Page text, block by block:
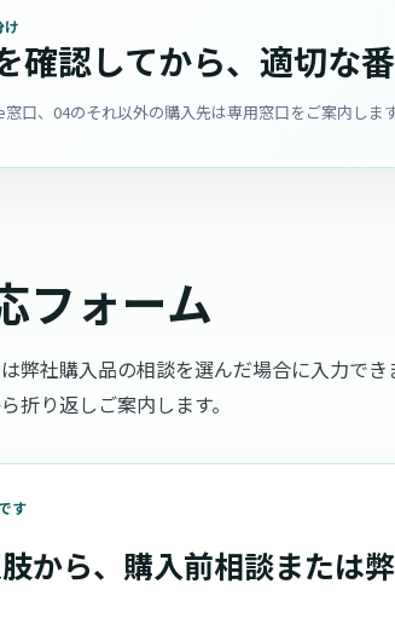
け
確認してから、適切な
口、04のそれ以外の購入先は専用窓口をご案内しま
フォーム
弊社購入品の相談を選んだ場合に入力でき
折り返しご案内します。
す
から、購入前相談または